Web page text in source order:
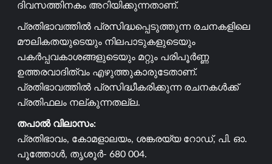
ദിവസത്തിനകം അറിയിക്കുന്നതാണ്.
പ്രതിഭാവത്തിൽ പ്രസിദ്ധപ്പെടുത്തുന്ന രചനകളിലെ
മൗലികതയുടെയും നിലപാടുകളുടെയും
പകർപ്പവകാശങ്ങളുടെയും മറ്റും പരിപൂർണ്ണ
ഉത്തരവാദിത്വം എഴുത്തുകാരുടേതാണ്.
പ്രതിഭാവത്തിൽ പ്രസിദ്ധീകരിക്കുന്ന രചനകൾക്ക്
പ്രതിഫലം നല്കുന്നതല്ല.
തപാൽ വിലാസം:
പ്രതിഭാവം, കോമളാലയം, ശങ്കരയ്യ റോഡ്, പി. ഓ.
പൂത്തോൾ, തൃശൂർ- 680 004.